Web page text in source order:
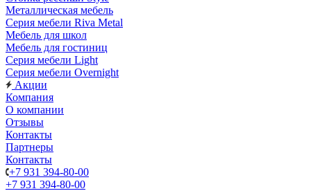
Металлическая мебель
Серия мебели Riva Metal
Мебель для школ
Мебель для гостиниц
Серия мебели Light
Серия мебели Overnight
Акции
Компания
О компании
Отзывы
Контакты
Партнеры
Контакты
+7 931 394-80-00
+7 931 394-80-00